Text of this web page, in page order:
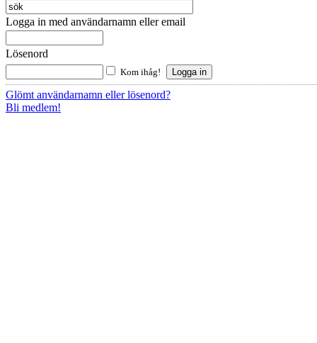
Logga in med användarnamn eller email
Lösenord
Kom ihåg!
Glömt användarnamn eller lösenord?
Bli medlem!